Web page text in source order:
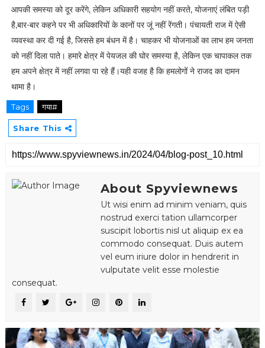
आपकी समस्या को दूर करेंगे, लेकिन अधिकारी सहयोग नहीं करते, योजनाएं लंबित पड़ी
है,बार-बार कहने पर भी अधिकारियों के कानों पर जूं नहीं रेंगती। पंचायती राज में ऐसी
व्यवस्था कर दी गई है, जिससे हम बंधन में है। चाहकर भी योजनाओं का लाभ हम जनता
को नहीं दिला पाते। हमारे क्षेत्र में पेयजल की घोर समस्या है, लेकिन एक चापाकल तक
हम अपने क्षेत्र में नहीं लगवा पा रहे हैं।यही वजह है कि हमलोगों ने राजद का दामन
थामा है।
Tags गया#
Share This
About Spyviewnews
Ut wisi enim ad minim veniam, quis
nostrud exerci tation ullamcorper
suscipit lobortis nisl ut aliquip ex ea
commodo consequat. Duis autem
vel eum iriure dolor in hendrerit in
vulputate velit esse molestie
consequat.